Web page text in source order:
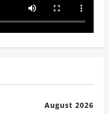
August 2026